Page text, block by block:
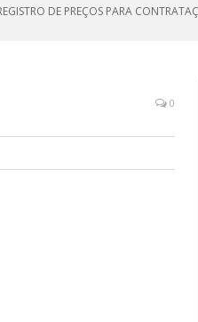
DE PREÇOS PARA
0